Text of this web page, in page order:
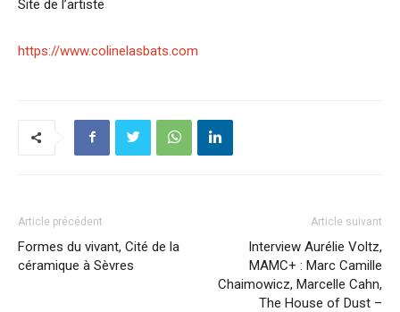
Site de l’artiste
https://www.colinelasbats.com
Article précédent
Formes du vivant, Cité de la
céramique à Sèvres
Article suivant
Interview Aurélie Voltz,
MAMC+ : Marc Camille
Chaimowicz, Marcelle Cahn,
The House of Dust –